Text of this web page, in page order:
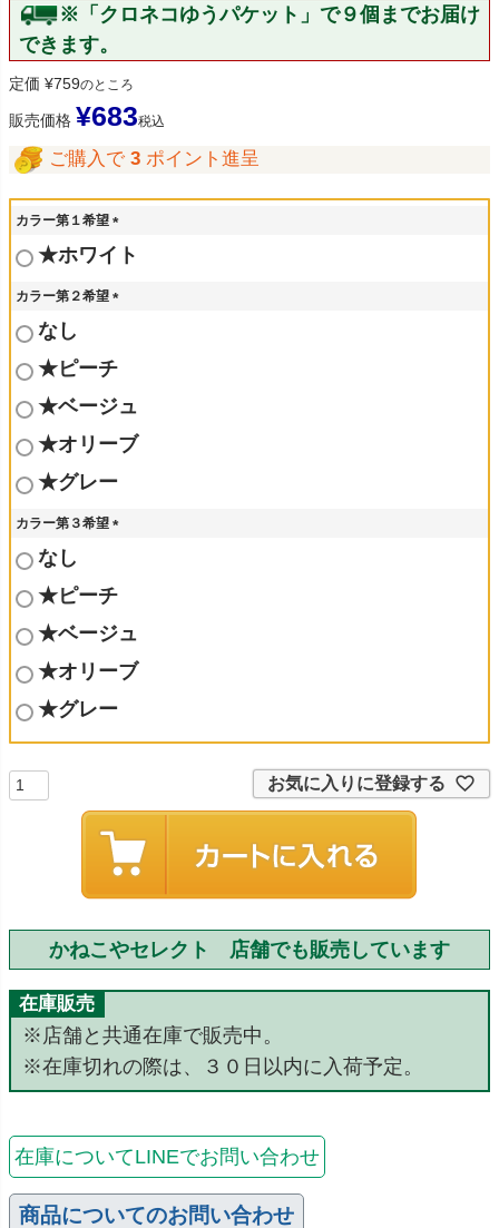
※「クロネコゆうパケット」で９個までお届け
できます。
定価 ¥759のところ
販売価格 ¥683税込
ご購入で 3 ポイント進呈
カラー第１希望
(
必
★ホワイト
カラー第２希望
須
なし
★ピーチ
★ベージュ
★オリーブ
★グレー
カラー第３希望
須
なし
★ピーチ
★ベージュ
★オリーブ
★グレー
お気に入りに登録する
かねこやセレクト 店舗でも販売しています
在庫販売
※店舗と共通在庫で販売中。
※在庫切れの際は、３０日以内に入荷予定。
在庫についてLINEでお問い合わせ
商品についてのお問い合わせ